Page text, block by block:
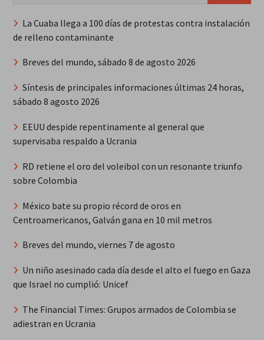
La Cuaba llega a 100 días de protestas contra instalación
de relleno contaminante
Breves del mundo, sábado 8 de agosto 2026
Síntesis de principales informaciones últimas 24 horas,
sábado 8 agosto 2026
EEUU despide repentinamente al general que
supervisaba respaldo a Ucrania
RD retiene el oro del voleibol con un resonante triunfo
sobre Colombia
México bate su propio récord de oros en
Centroamericanos, Galván gana en 10 mil metros
Breves del mundo, viernes 7 de agosto
Un niño asesinado cada día desde el alto el fuego en Gaza
que Israel no cumplió: Unicef
The Financial Times: Grupos armados de Colombia se
adiestran en Ucrania